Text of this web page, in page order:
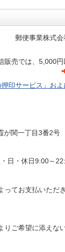
郵便事業株式
販売では、5,000
押印サービス」お
関一丁目3番2号
日・休日9:00～
ってお支払いただ
りご希望に添えな